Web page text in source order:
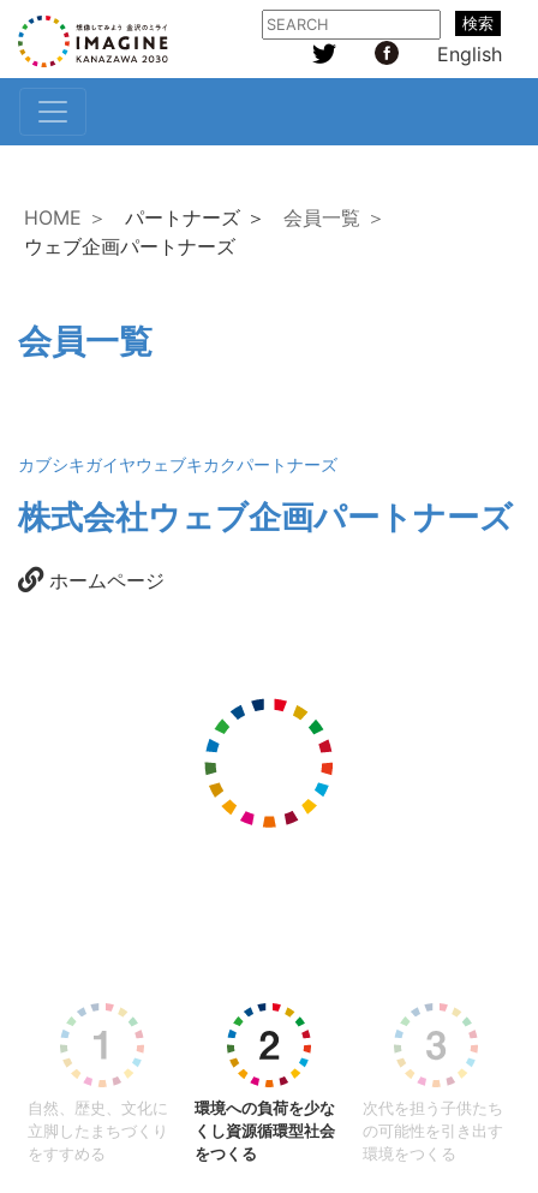
検索
English
HOME ＞ パートナーズ ＞
会員一覧 ＞
ウェブ企画パートナーズ
会員一覧
カブシキガイヤウェブキカクパートナーズ
株式会社ウェブ企画パートナーズ
ホームページ
自然、歴史、文化に
立脚したまちづくり
をすすめる
環境への負荷を少な
くし資源循環型社会
をつくる
次代を担う子供たち
の可能性を引き出す
環境をつくる